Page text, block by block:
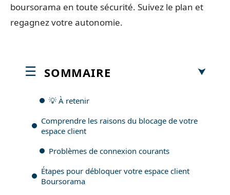
boursorama en toute sécurité. Suivez le plan et
regagnez votre autonomie.
SOMMAIRE
💡 À retenir
Comprendre les raisons du blocage de votre
espace client
Problèmes de connexion courants
Étapes pour débloquer votre espace client
Boursorama